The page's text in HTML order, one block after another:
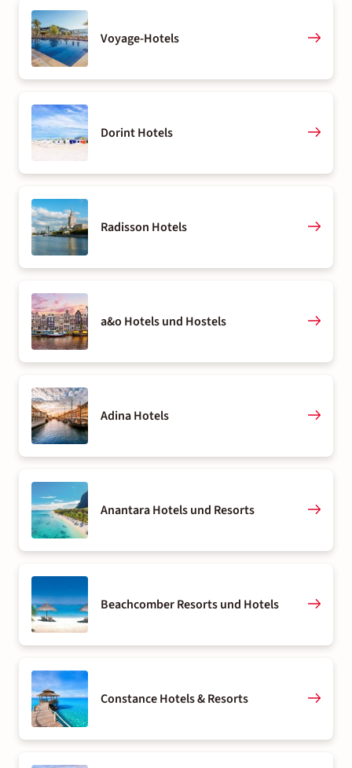
Voyage-Hotels
Dorint Hotels
Radisson Hotels
a&o Hotels und Hostels
Adina Hotels
Anantara Hotels und Resorts
Beachcomber Resorts und Hotels
Constance Hotels & Resorts